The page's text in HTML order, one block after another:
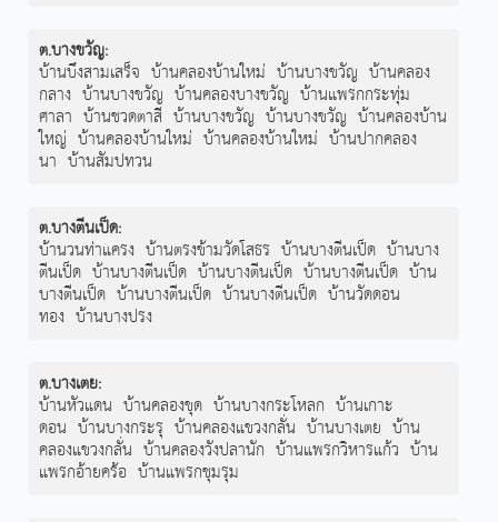
ต.บางขวัญ:
บ้านบึงสามเสร็จ บ้านคลองบ้านใหม่ บ้านบางขวัญ บ้านคลอง
กลาง บ้านบางขวัญ บ้านคลองบางขวัญ บ้านแพรกกระทุ่ม
ศาลา บ้านชวดตาสี บ้านบางขวัญ บ้านบางขวัญ บ้านคลองบ้าน
ใหญ่ บ้านคลองบ้านใหม่ บ้านคลองบ้านใหม่ บ้านปากคลอง
นา บ้านสัมปทวน
ต.บางตีนเป็ด:
บ้านวนท่าแครง บ้านตรงข้ามวัดโสธร บ้านบางตีนเป็ด บ้านบาง
ตีนเป็ด บ้านบางตีนเป็ด บ้านบางตีนเป็ด บ้านบางตีนเป็ด บ้าน
บางตีนเป็ด บ้านบางตีนเป็ด บ้านบางตีนเป็ด บ้านวัดดอน
ทอง บ้านบางปรง
ต.บางเตย:
บ้านหัวแดน บ้านคลองขุด บ้านบางกระโหลก บ้านเกาะ
ดอน บ้านบางกระรุ บ้านคลองแขวงกลั่น บ้านบางเตย บ้าน
คลองแขวงกลั่น บ้านคลองวังปลานัก บ้านแพรกวิหารแก้ว บ้าน
แพรกอ้ายคร้อ บ้านแพรกชุมรุม